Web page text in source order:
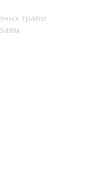
травм